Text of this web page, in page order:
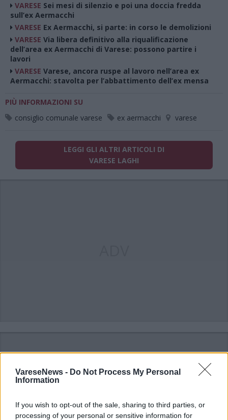
VareseNews - Do Not Process My Personal
Information
If you wish to opt-out of the sale, sharing to third parties, or
processing of your personal or sensitive information for
VARESE Sei mesi di silenzio e poi una doccia fredda
sull’ex Aermacchi
VARESE Ex Aermacchi, si parte: in corso le demolizioni
VARESE Via libera definitivo alla riqualificazione
dell’area ex Aermacchi di Varese: possono partire i
lavori
VARESE Varese, ancora ruspe al lavoro nell’area ex
Aermacchi: stavolta per l’abbattimento dell’ex mensa
PIÙ INFORMAZIONI SU
consiglio comunale varese
ex aermacchi varese
LEGGI GLI ALTRI ARTICOLI DI
VARESE LAGHI
ADV